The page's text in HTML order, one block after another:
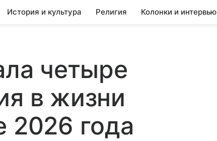
История и культура Религия Колонки и интервью
четыре
в жизни
2026 года